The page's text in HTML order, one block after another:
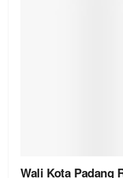
Wali Kota Padang